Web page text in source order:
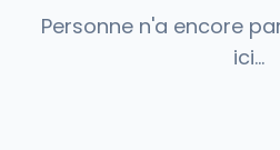
Personne n'a encore
ici...